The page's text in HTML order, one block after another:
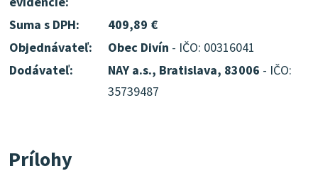
Suma s DPH:
409,89 €
Objednávateľ:
Obec Divín - IČO: 00316041
Dodávateľ:
NAY a.s., Bratislava, 83006 - IČO:
35739487
Prílohy